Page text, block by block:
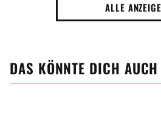
ALLE
DAS KÖNNTE DICH